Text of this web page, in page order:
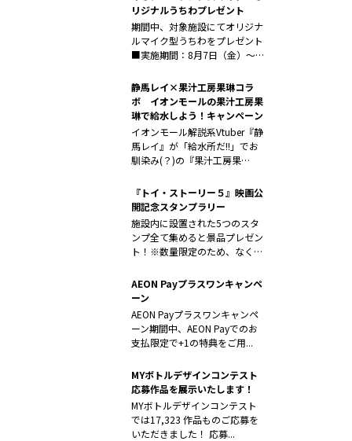
リジナルうちわプレゼント
期間中、対象施設にてオリジナ
ルマイク型うちわをプレゼント
■実施期間：8月7日（金）～8
静馬レイ×果汁工房果琳コラ
ボ イオンモールの果汁工房果
琳で給水しよう！キャンペーン
イオンモール解説系Vtuber『静
馬レイ』が「給水所だ!!」でお
馴染み(？)の『果汁工房果
『トイ・ストーリー５』映画公
開記念スタンプラリー
施設内に設置された5つのスタ
ンプ全て集めると景品プレゼン
ト！※数量限定のため、なくな
AEON Payプラスワンキャンペ
ーン
AEON Payプラスワンキャンペ
ーン期間中、AEON Payでのお
支払限定で+1の特典をご用...
MYボトルデザインコンテスト
応募作品を展示いたします！
MYボトルデザインコンテスト
では17,323 作品ものご応募を
いただきました！ 応募...